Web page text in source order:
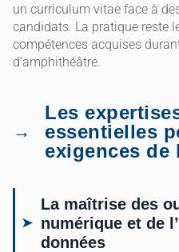
un curriculum vitae face à
candidats. La pratique reste
compétences acquises
d’amphithéâtre.
Les
essentielles
exigences de
La maîtrise des
numérique et de
données